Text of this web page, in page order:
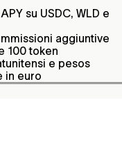
su USDC, WLD e
aggiuntive
100 token
e pesos
in euro